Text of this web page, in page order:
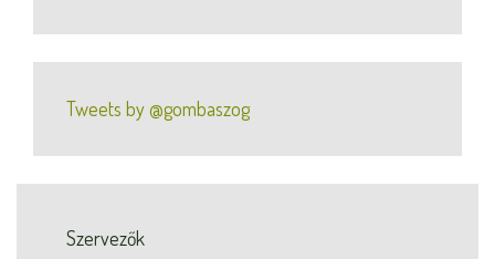
Tweets by @gombaszog
Szervezők